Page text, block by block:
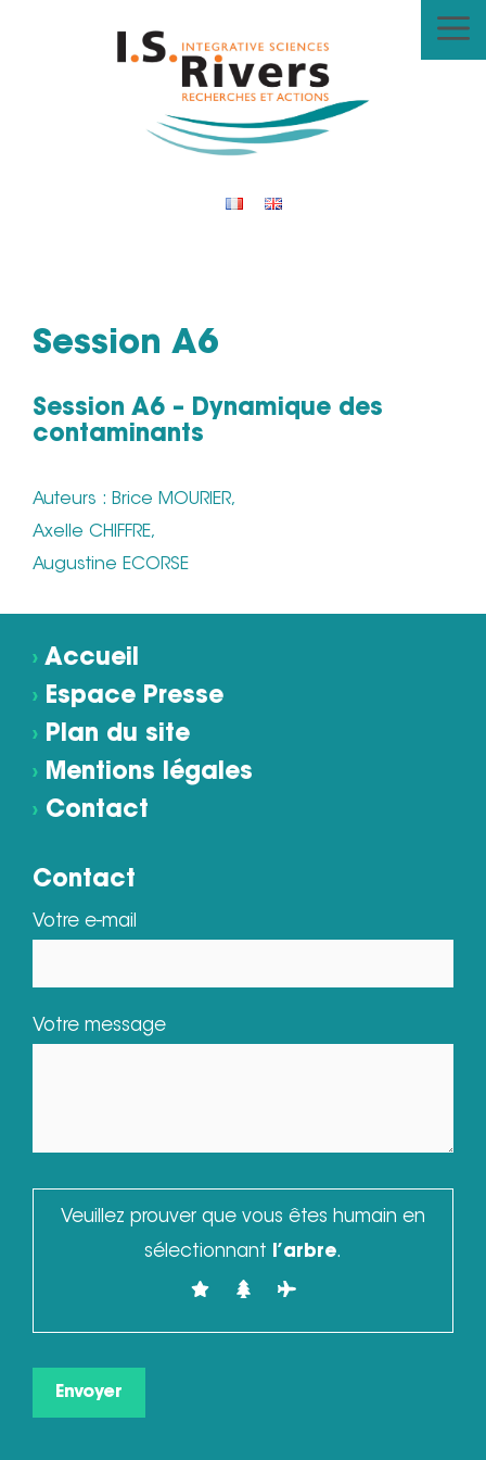
Session A6
Session A6 – Dynamique des
contaminants
Auteurs : Brice MOURIER,
Axelle CHIFFRE,
Augustine ECORSE
› Accueil
› Espace Presse
› Plan du site
› Mentions légales
› Contact
Contact
Votre e-mail
Votre message
Veuillez prouver que vous êtes humain en
sélectionnant l’arbre.